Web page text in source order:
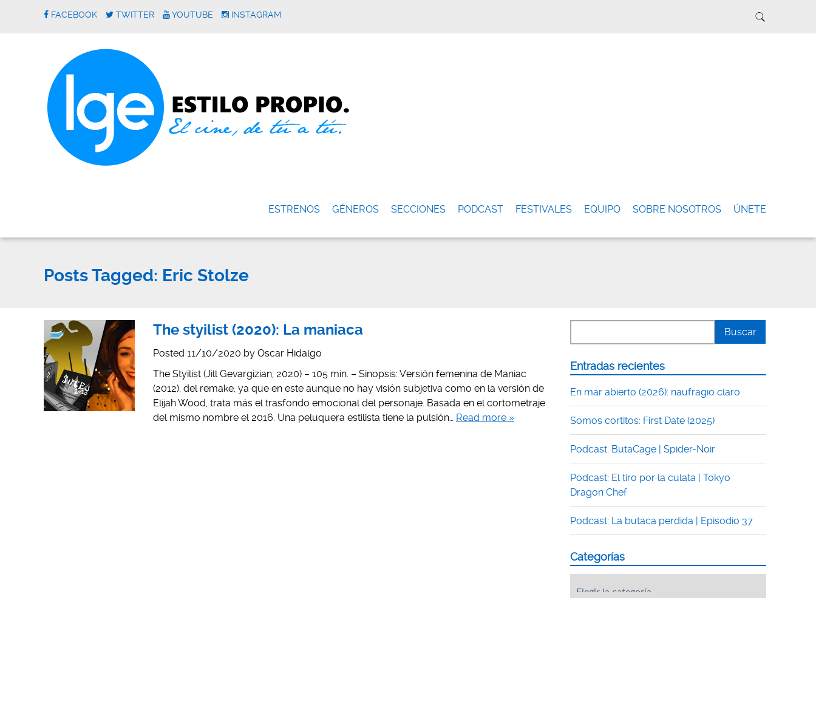
FACEBOOK TWITTER YOUTUBE INSTAGRAM
ESTRENOS GÉNEROS SECCIONES PODCAST FESTIVALES EQUIPO SOBRE NOSOTROS ÚNETE
Posts Tagged: Eric Stolze
The styilist (2020): La maniaca
Posted 11/10/2020 by Oscar Hidalgo
The Styilist (Jill Gevargizian, 2020) – 105 min. – Sinopsis: Versión femenina de Maniac
(2012), del remake, ya que en este aunque no hay visión subjetiva como en la versión de
Elijah Wood, trata más el trasfondo emocional del personaje. Basada en el cortometraje
del mismo nombre el 2016. Una peluquera estilista tiene la pulsión… Read more »
Entradas recientes
En mar abierto (2026): naufragio claro
Somos cortitos: First Date (2025)
Podcast: ButaCage | Spider-Noir
Podcast: El tiro por la culata | Tokyo
Dragon Chef
Podcast: La butaca perdida | Episodio 37
Categorías